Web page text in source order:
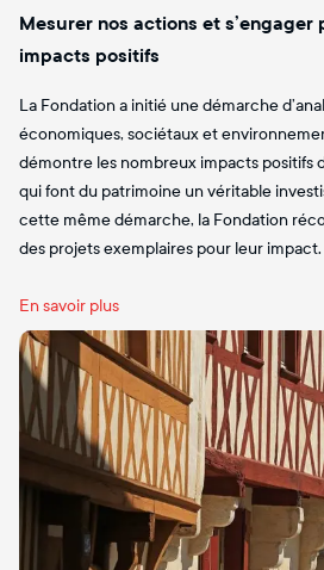
Mesurer nos actions et s’engager
impacts positifs
La Fondation a initié une démarche
économiques, sociétaux et
démontre les nombreux impacts positifs
qui font du patrimoine un véritable
cette même démarche, la Fondation
des projets exemplaires pour leur impact.
En savoir plus